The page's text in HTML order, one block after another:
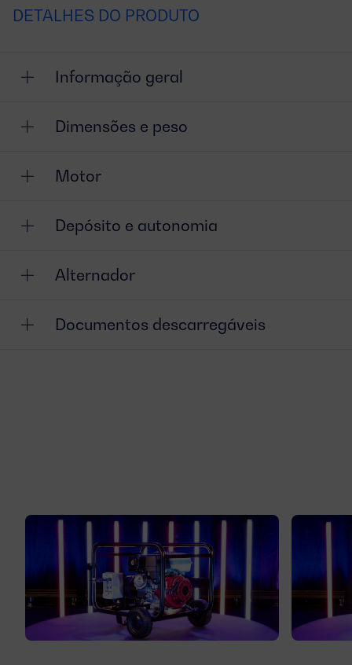
DETALHES DO PRODUTO
Informação geral
Dimensões e peso
Motor
Depósito e autonomia
Alternador
Documentos descarregáveis